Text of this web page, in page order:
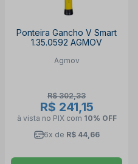
Ponteira Gancho V Smart
1.35.0592 AGMOV
Agmov
R$ 302,33
R$ 241,15
à vista no PIX com 10% OFF
6x de R$ 44,66